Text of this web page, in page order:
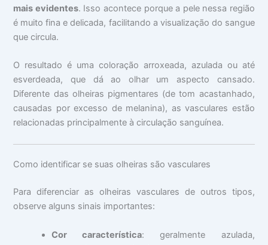
mais evidentes. Isso acontece porque a pele nessa região
é muito fina e delicada, facilitando a visualização do sangue
que circula.
O resultado é uma coloração arroxeada, azulada ou até
esverdeada, que dá ao olhar um aspecto cansado.
Diferente das olheiras pigmentares (de tom acastanhado,
causadas por excesso de melanina), as vasculares estão
relacionadas principalmente à circulação sanguínea.
Como identificar se suas olheiras são vasculares
Para diferenciar as olheiras vasculares de outros tipos,
observe alguns sinais importantes:
Cor característica: geralmente azulada,